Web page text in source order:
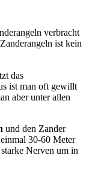
verbracht
ist kein
das
ist man oft gewillt
aber unter allen
und den Zander
30-60 Meter
Nerven um in